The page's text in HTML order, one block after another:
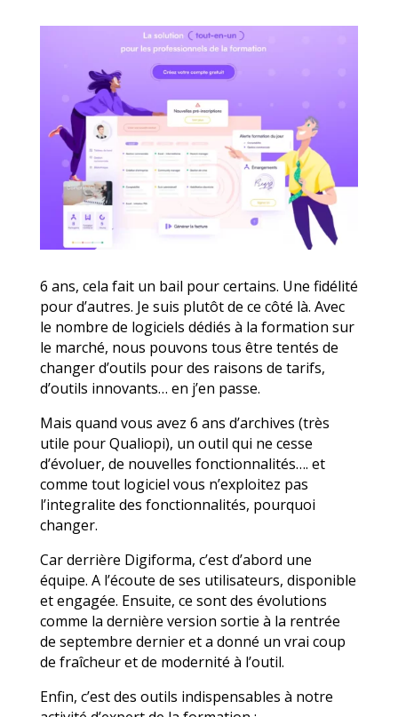
6 ans, cela fait un bail pour certains. Une fidélité
pour d’autres. Je suis plutôt de ce côté là. Avec
le nombre de logiciels dédiés à la formation sur
le marché, nous pouvons tous être tentés de
changer d’outils pour des raisons de tarifs,
d’outils innovants… en j’en passe.
Mais quand vous avez 6 ans d’archives (très
utile pour Qualiopi), un outil qui ne cesse
d’évoluer, de nouvelles fonctionnalités…. et
comme tout logiciel vous n’exploitez pas
l’integralite des fonctionnalités, pourquoi
changer.
Car derrière Digiforma, c’est d’abord une
équipe. A l’écoute de ses utilisateurs, disponible
et engagée. Ensuite, ce sont des évolutions
comme la dernière version sortie à la rentrée
de septembre dernier et a donné un vrai coup
de fraîcheur et de modernité à l’outil.
Enfin, c’est des outils indispensables à notre